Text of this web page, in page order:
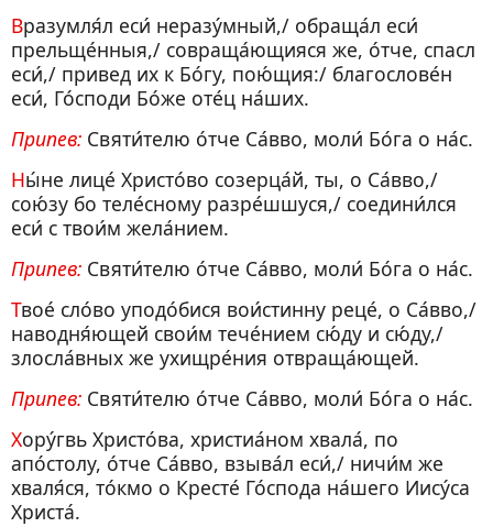
Вразумля́л еси́ неразу́мный,/ обраща́л еси́
прельще́нныя,/ совраща́ющияся же, о́тче, спасл
еси́,/ привед их к Бо́гу, пою́щия:/ благослове́н
еси́, Го́споди Бо́же оте́ц на́ших.
Припев: Святи́телю о́тче Са́вво, моли́ Бо́га о на́с.
Ны́не лице́ Христо́во созерца́й, ты, о Са́вво,/
сою́зу бо теле́сному разре́шшуся,/ соедини́лся
еси́ с твои́м жела́нием.
Припев: Святи́телю о́тче Са́вво, моли́ Бо́га о на́с.
Твое́ сло́во уподо́бися вои́стинну реце́, о Са́вво,/
наводня́ющей свои́м тече́нием сю́ду и сю́ду,/
злосла́вных же ухищре́ния отвраща́ющей.
Припев: Святи́телю о́тче Са́вво, моли́ Бо́га о на́с.
Хору́гвь Христо́ва, христиа́ном хвала́, по
апо́столу, о́тче Са́вво, взыва́л еси́,/ ничи́м же
хваля́ся, то́кмо о Кресте́ Го́спода на́шего Иису́са
Христа́.